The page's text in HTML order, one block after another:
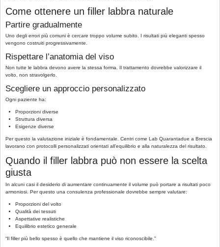
Come ottenere un filler labbra naturale
Partire gradualmente
Uno degli errori più comuni è cercare troppo volume subito. I risultati più eleganti spesso
vengono costruiti progressivamente.
Rispettare l’anatomia del viso
Non tutte le labbra devono avere la stessa forma. Il trattamento dovrebbe valorizzare il
volto, non stravolgerlo.
Scegliere un approccio personalizzato
Ogni paziente ha:
Proporzioni diverse
Struttura diversa
Esigenze diverse
Per questo la valutazione iniziale è fondamentale. Centri come Lab Quarantadue a Brescia
lavorano con protocolli personalizzati orientati all’equilibrio e alla naturalezza del risultato.
Quando il filler labbra può non essere la scelta
giusta
In alcuni casi il desiderio di aumentare continuamente il volume può portare a risultati poco
armoniosi. Per questo una consulenza professionale dovrebbe sempre valutare:
Proporzioni del volto
Qualità dei tessuti
Aspettative realistiche
Equilibrio estetico generale
“Il filler più bello spesso è quello che mantiene il viso riconoscibile.”